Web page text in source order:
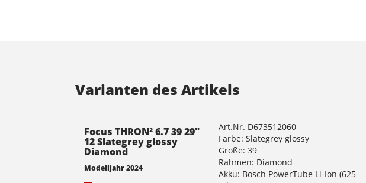
Varianten des Artikels
Focus THRON² 6.7 39 29"
12 Slategrey glossy
Diamond
Modelljahr 2024
Art.Nr. D673512060
Farbe: Slategrey glossy
Größe: 39
Rahmen: Diamond
Akku: Bosch PowerTube Li-Ion (625